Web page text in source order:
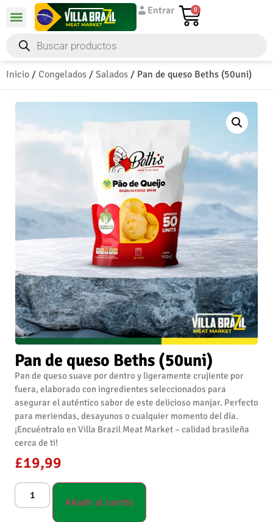
Entrar 0
Inicio / Congelados / Salados / Pan de queso Beths (50uni)
Pan de queso Beths (50uni)
Pan de queso suave por dentro y ligeramente crujiente por
fuera, elaborado con ingredientes seleccionados para
asegurar el auténtico sabor de este delicioso manjar. Perfecto
para meriendas, desayunos o cualquier momento del día.
¡Encuéntralo en Villa Brazil Meat Market – calidad brasileña
cerca de ti!
£19,99
Añadir al carrito